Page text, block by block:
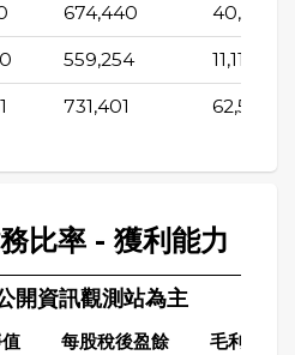
674,440 40,776
559,254 11,114
731,401 62,561
比率 - 獲利能力
開資訊觀測站為主
每股稅後盈餘
毛利率(%)